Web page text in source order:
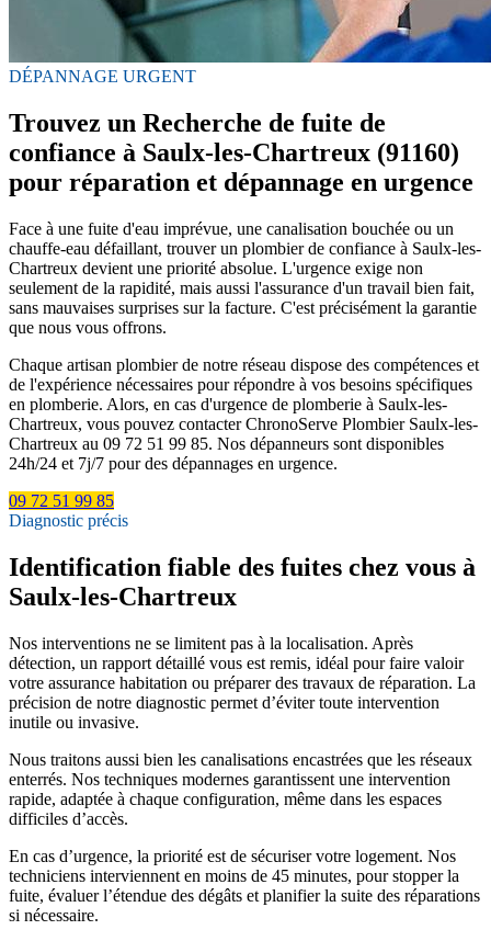
DÉPANNAGE URGENT
Trouvez un Recherche de fuite de
confiance à Saulx-les-Chartreux (91160)
pour réparation et dépannage en urgence
Face à une fuite d'eau imprévue, une canalisation bouchée ou un
chauffe-eau défaillant, trouver un plombier de confiance à Saulx-les-
Chartreux devient une priorité absolue. L'urgence exige non
seulement de la rapidité, mais aussi l'assurance d'un travail bien fait,
sans mauvaises surprises sur la facture. C'est précisément la garantie
que nous vous offrons.
Chaque artisan plombier de notre réseau dispose des compétences et
de l'expérience nécessaires pour répondre à vos besoins spécifiques
en plomberie. Alors, en cas d'urgence de plomberie à Saulx-les-
Chartreux, vous pouvez contacter ChronoServe Plombier Saulx-les-
Chartreux au 09 72 51 99 85. Nos dépanneurs sont disponibles
24h/24 et 7j/7 pour des dépannages en urgence.
09 72 51 99 85
Diagnostic précis
Identification fiable des fuites chez vous à
Saulx-les-Chartreux
Nos interventions ne se limitent pas à la localisation. Après
détection, un rapport détaillé vous est remis, idéal pour faire valoir
votre assurance habitation ou préparer des travaux de réparation. La
précision de notre diagnostic permet d’éviter toute intervention
inutile ou invasive.
Nous traitons aussi bien les canalisations encastrées que les réseaux
enterrés. Nos techniques modernes garantissent une intervention
rapide, adaptée à chaque configuration, même dans les espaces
difficiles d’accès.
En cas d’urgence, la priorité est de sécuriser votre logement. Nos
techniciens interviennent en moins de 45 minutes, pour stopper la
fuite, évaluer l’étendue des dégâts et planifier la suite des réparations
si nécessaire.